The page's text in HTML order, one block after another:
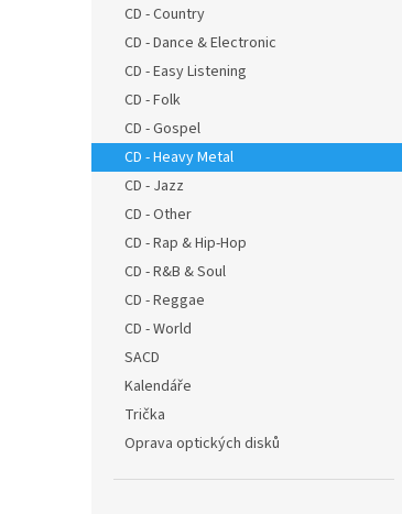
CD - Country
CD - Dance & Electronic
CD - Easy Listening
CD - Folk
CD - Gospel
CD - Heavy Metal
CD - Jazz
CD - Other
CD - Rap & Hip-Hop
CD - R&B & Soul
CD - Reggae
CD - World
SACD
Kalendáře
Trička
Oprava optických disků